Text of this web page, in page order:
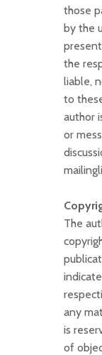
those
by the
the
liable,
to
author
or
The
any
is
of